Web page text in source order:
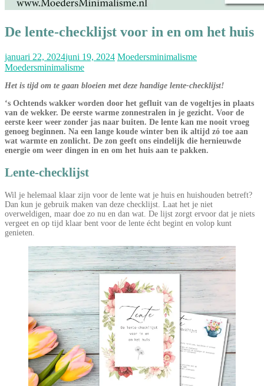
De lente-checklijst voor in en om het huis
januari 22, 2024juni 19, 2024 Moedersminimalisme
Moedersminimalisme
Het is tijd om te gaan bloeien met deze handige lente-checklijst!
‘s Ochtends wakker worden door het gefluit van de vogeltjes in plaats
van de wekker. De eerste warme zonnestralen in je gezicht. Voor de
eerste keer weer zonder jas naar buiten. De lente kan me nooit vroeg
genoeg beginnen. Na een lange koude winter ben ik altijd zó toe aan
wat warmte en zonlicht. De zon geeft ons eindelijk die hernieuwde
energie om weer dingen in en om het huis aan te pakken.
Lente-checklijst
Wil je helemaal klaar zijn voor de lente wat je huis en huishouden betreft?
Dan kun je gebruik maken van deze checklijst. Laat het je niet
overweldigen, maar doe zo nu en dan wat. De lijst zorgt ervoor dat je niets
vergeet en op tijd klaar bent voor de lente écht begint en volop kunt
genieten.